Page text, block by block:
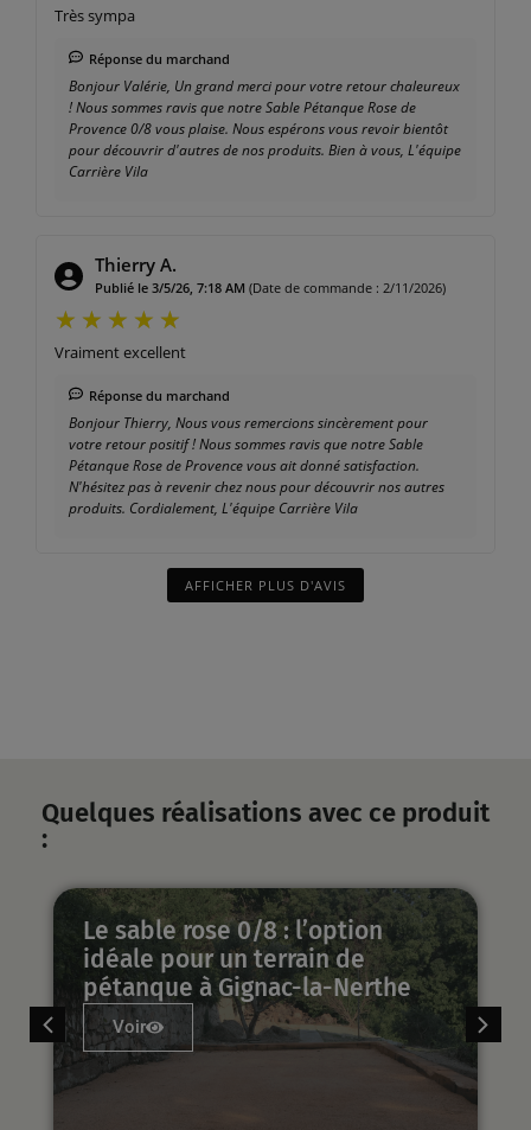
Très sympa
Réponse du marchand
Bonjour Valérie, Un grand merci pour votre retour chaleureux
! Nous sommes ravis que notre Sable Pétanque Rose de
Provence 0/8 vous plaise. Nous espérons vous revoir bientôt
pour découvrir d'autres de nos produits. Bien à vous, L'équipe
Carrière Vila
Thierry A.
Publié le 3/5/26, 7:18 AM (Date de commande : 2/11/2026)
Vraiment excellent
Réponse du marchand
Bonjour Thierry, Nous vous remercions sincèrement pour
votre retour positif ! Nous sommes ravis que notre Sable
Pétanque Rose de Provence vous ait donné satisfaction.
N'hésitez pas à revenir chez nous pour découvrir nos autres
produits. Cordialement, L'équipe Carrière Vila
AFFICHER PLUS D'AVIS
Quelques réalisations avec ce produit
:
Le sable rose 0/8 : l’option
idéale pour un terrain de
pétanque à Gignac-la-Nerthe
Voir